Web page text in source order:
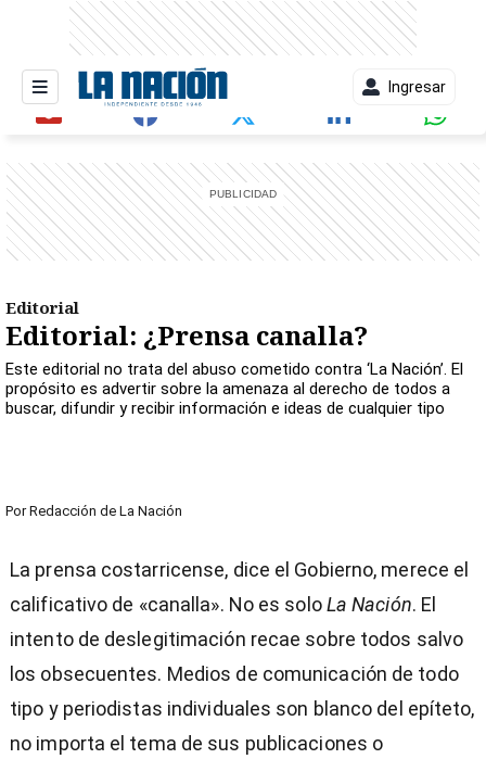
Ingresar
Editorial
Editorial: ¿Prensa canalla?
Este editorial no trata del abuso cometido contra ‘La Nación’. El
propósito es advertir sobre la amenaza al derecho de todos a
buscar, difundir y recibir información e ideas de cualquier tipo
Por Redacción de La Nación
La prensa costarricense, dice el Gobierno, merece el
calificativo de «canalla». No es soloLa Nación. El
intento de deslegitimación recae sobre todos salvo
los obsecuentes. Medios de comunicación de todo
tipo y periodistas individuales son blanco del epíteto,
no importa el tema de sus publicaciones o